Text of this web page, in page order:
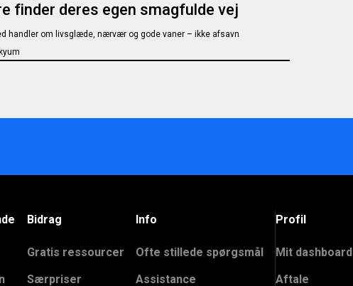
finder deres egen smagfulde vej
handler om livsglæde, nærvær og gode vaner – ikke afsavn
Bidrag
Gratis ressourcer
Særpriser
Info
Ofte stillede spørgsmål
Assistance
Profil
Mit dashboard
Aftale